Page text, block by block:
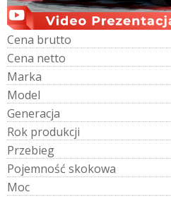
Cena brutto
Cena netto
Marka
Model
Generacja
Rok produkcji
Przebieg
Pojemność skokowa
Moc